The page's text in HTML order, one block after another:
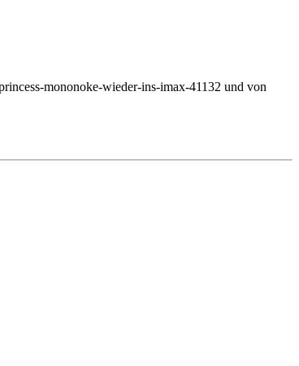
mononoke-wieder-ins-imax-41132 und von